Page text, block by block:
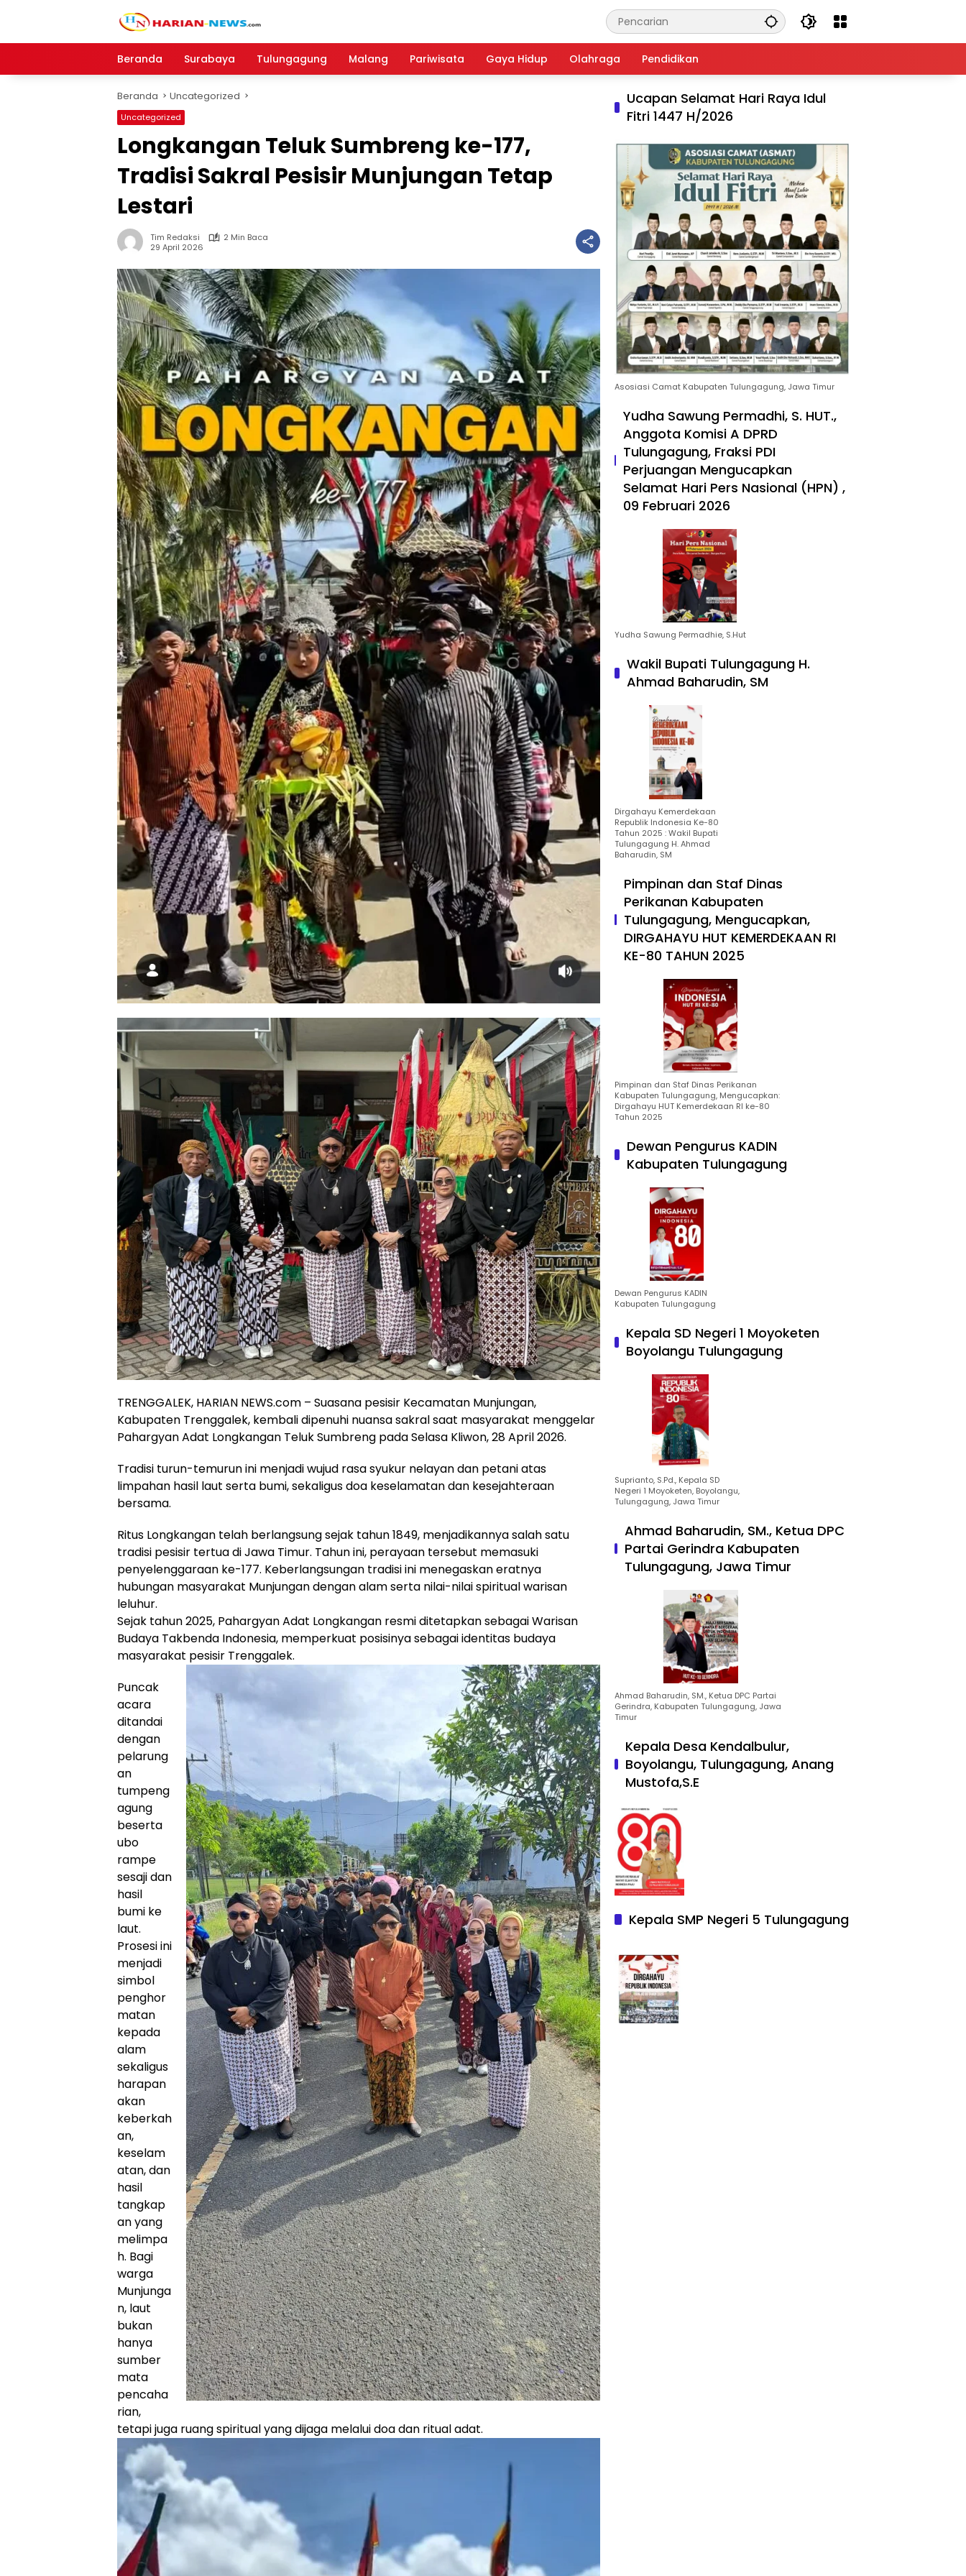
Beranda
Surabaya Tulungagung Malang Pariwisata Gaya Hidup Olahraga Pendidikan
Beranda Uncategorized
Uncategorized
Longkangan Teluk Sumbreng ke-177,
Tradisi Sakral Pesisir Munjungan Tetap
Lestari
Tim Redaksi
2 Min Baca
29 April 2026
TRENGGALEK, HARIAN NEWS.com – Suasana pesisir Kecamatan Munjungan,
Kabupaten Trenggalek, kembali dipenuhi nuansa sakral saat masyarakat menggelar
Pahargyan Adat Longkangan Teluk Sumbreng pada Selasa Kliwon, 28 April 2026.
Tradisi turun-temurun ini menjadi wujud rasa syukur nelayan dan petani atas
limpahan hasil laut serta bumi, sekaligus doa keselamatan dan kesejahteraan
bersama.
Ritus Longkangan telah berlangsung sejak tahun 1849, menjadikannya salah satu
tradisi pesisir tertua di Jawa Timur. Tahun ini, perayaan tersebut memasuki
penyelenggaraan ke-177. Keberlangsungan tradisi ini menegaskan eratnya
hubungan masyarakat Munjungan dengan alam serta nilai-nilai spiritual warisan
leluhur.
Sejak tahun 2025, Pahargyan Adat Longkangan resmi ditetapkan sebagai Warisan
Budaya Takbenda Indonesia, memperkuat posisinya sebagai identitas budaya
masyarakat pesisir Trenggalek.
Puncak
acara
ditandai
dengan
pelarung
an
tumpeng
agung
beserta
ubo
rampe
sesaji dan
hasil
bumi ke
laut.
Prosesi ini
menjadi
simbol
penghor
matan
kepada
alam
sekaligus
harapan
akan
keberkah
an,
keselam
atan, dan
hasil
tangkap
an yang
melimpa
h. Bagi
warga
Munjunga
n, laut
bukan
hanya
sumber
mata
pencaha
rian,
tetapi juga ruang spiritual yang dijaga melalui doa dan ritual adat.
Ucapan Selamat Hari Raya Idul
Fitri 1447 H/2026
Asosiasi Camat Kabupaten Tulungagung, Jawa Timur
Yudha Sawung Permadhi, S. HUT.,
Anggota Komisi A DPRD
Tulungagung, Fraksi PDI
Perjuangan Mengucapkan
Selamat Hari Pers Nasional (HPN) ,
09 Februari 2026
Yudha Sawung Permadhie, S.Hut
Wakil Bupati Tulungagung H.
Ahmad Baharudin, SM
Dirgahayu Kemerdekaan
Republik Indonesia Ke-80
Tahun 2025 : Wakil Bupati
Tulungagung H. Ahmad
Baharudin, SM
Pimpinan dan Staf Dinas
Perikanan Kabupaten
Tulungagung, Mengucapkan,
DIRGAHAYU HUT KEMERDEKAAN RI
KE-80 TAHUN 2025
Pimpinan dan Staf Dinas Perikanan
Kabupaten Tulungagung, Mengucapkan:
Dirgahayu HUT Kemerdekaan RI ke-80
Tahun 2025
Dewan Pengurus KADIN
Kabupaten Tulungagung
Dewan Pengurus KADIN
Kabupaten Tulungagung
Kepala SD Negeri 1 Moyoketen
Boyolangu Tulungagung
Suprianto, S.Pd., Kepala SD
Negeri 1 Moyoketen, Boyolangu,
Tulungagung, Jawa Timur
Ahmad Baharudin, SM., Ketua DPC
Partai Gerindra Kabupaten
Tulungagung, Jawa Timur
Ahmad Baharudin, SM., Ketua DPC Partai
Gerindra, Kabupaten Tulungagung, Jawa
Timur
Kepala Desa Kendalbulur,
Boyolangu, Tulungagung, Anang
Mustofa,S.E
Kepala SMP Negeri 5 Tulungagung